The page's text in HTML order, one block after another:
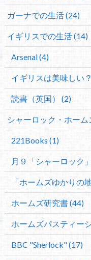
ガーナでの生活 (24)
イギリスでの生活 (14)
Arsenal (4)
イギリスは美味しい
読書（英国） (2)
シャーロック・ホーム
221Books (1)
月９「シャーロック
「ホームズゆかりの
ホームズ研究書 (44)
ホームズパスティー
BBC "Sherlock" (17)